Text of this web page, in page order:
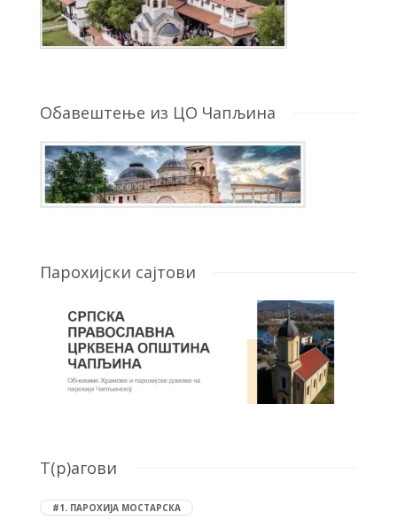
Обавештење из ЦО Чапљина
Парохијски сајтови
T(р)агови
#1. ПАРОХИЈА МОСТАРСКА